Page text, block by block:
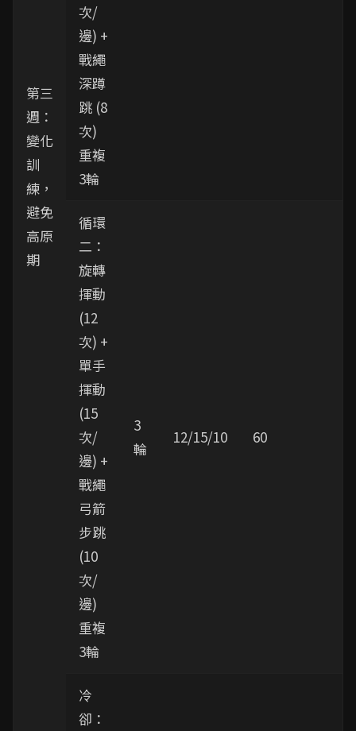
第三
週：
變化
訓
練，
避免
高原
期
次/
邊) +
戰繩
深蹲
跳 (8
次)
重複
3輪
循環
二：
旋轉
揮動
(12
次) +
單手
揮動
(15
次/
邊) +
戰繩
弓箭
步跳
(10
次/
邊)
重複
3輪
3
輪
12/15/10 60
冷
卻：